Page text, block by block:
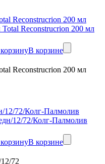
Reconstrucrion 200 мл
В корзине
Reconstrucrion 200 мл
12/72/Колг-Палмолив
В корзине
72